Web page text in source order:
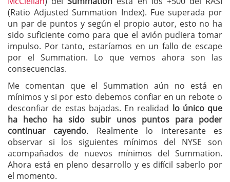
(Ratio Adjusted Summation Index). Fue superada por
un par de puntos y según el propio autor, esto no ha
sido suficiente como para que el avión pudiera tomar
impulso. Por tanto, estaríamos en un fallo de escape
por el Summation. Lo que vemos ahora son las
consecuencias.
Me comentan que el Summation aún no está en
mínimos y si por esto debemos confiar en un rebote o
desconfiar de estas bajadas. En realidad lo único que
ha hecho ha sido subir unos puntos para poder
continuar cayendo. Realmente lo interesante es
observar si los siguientes mínimos del NYSE son
acompañados de nuevos mínimos del Summation.
Ahora está en pleno desarrollo y es difícil saberlo por
el momento.